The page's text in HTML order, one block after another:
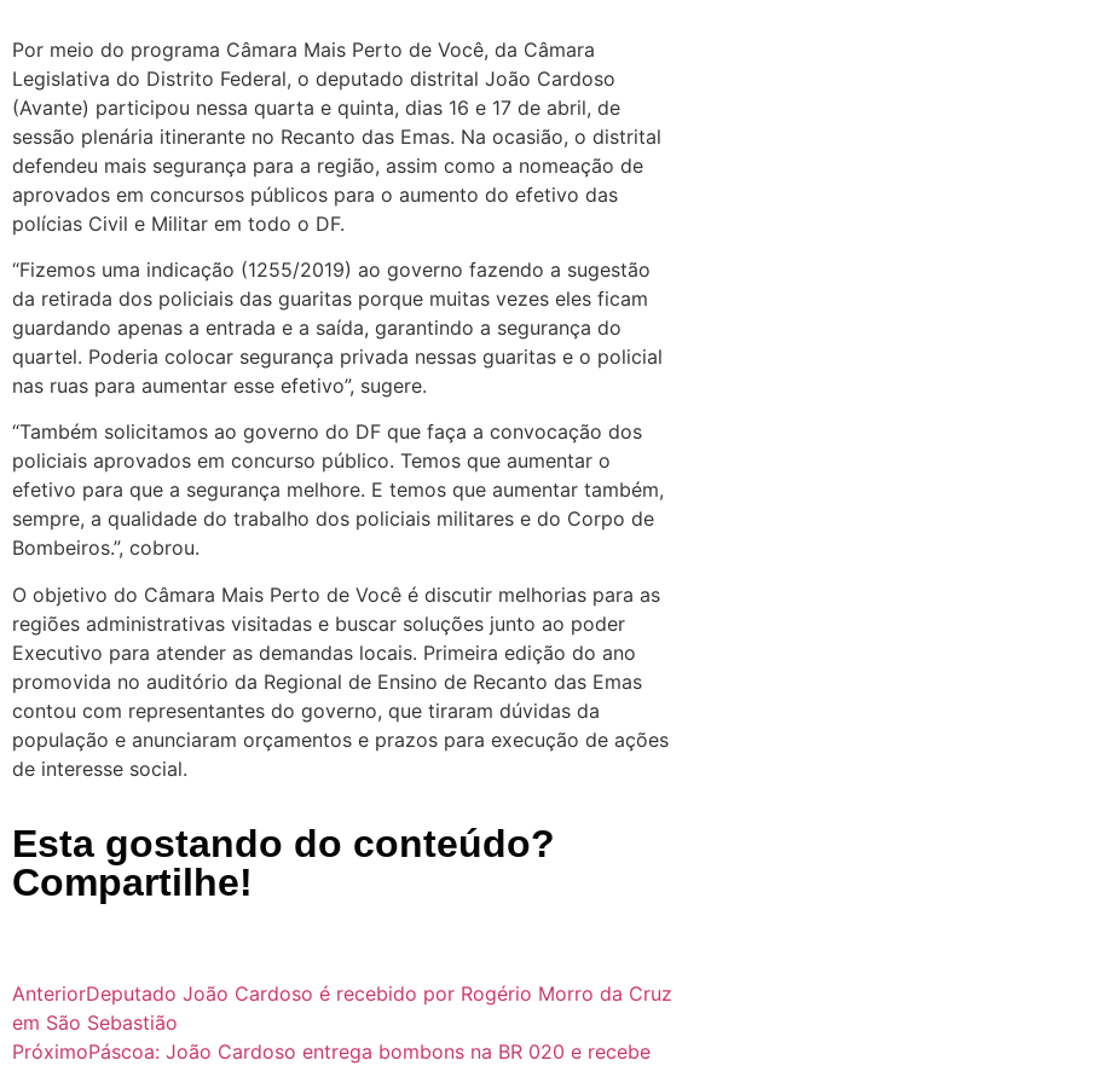
Por meio do programa Câmara Mais Perto de Você, da Câmara
Legislativa do Distrito Federal, o deputado distrital João Cardoso
(Avante) participou nessa quarta e quinta, dias 16 e 17 de abril, de
sessão plenária itinerante no Recanto das Emas. Na ocasião, o distrital
defendeu mais segurança para a região, assim como a nomeação de
aprovados em concursos públicos para o aumento do efetivo das
polícias Civil e Militar em todo o DF.
“Fizemos uma indicação (1255/2019) ao governo fazendo a sugestão
da retirada dos policiais das guaritas porque muitas vezes eles ficam
guardando apenas a entrada e a saída, garantindo a segurança do
quartel. Poderia colocar segurança privada nessas guaritas e o policial
nas ruas para aumentar esse efetivo”, sugere.
“Também solicitamos ao governo do DF que faça a convocação dos
policiais aprovados em concurso público. Temos que aumentar o
efetivo para que a segurança melhore. E temos que aumentar também,
sempre, a qualidade do trabalho dos policiais militares e do Corpo de
Bombeiros.”, cobrou.
O objetivo do Câmara Mais Perto de Você é discutir melhorias para as
regiões administrativas visitadas e buscar soluções junto ao poder
Executivo para atender as demandas locais. Primeira edição do ano
promovida no auditório da Regional de Ensino de Recanto das Emas
contou com representantes do governo, que tiraram dúvidas da
população e anunciaram orçamentos e prazos para execução de ações
de interesse social.
Esta gostando do conteúdo?
Compartilhe!
AnteriorDeputado João Cardoso é recebido por Rogério Morro da Cruz
em São Sebastião
PróximoPáscoa: João Cardoso entrega bombons na BR 020 e recebe